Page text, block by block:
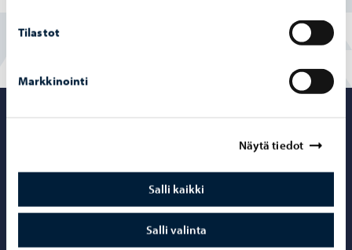
Tilastot
Markkinointi
Näytä tiedot
Salli kaikki
Salli valinta
Porvoo –
Yhteystiedot